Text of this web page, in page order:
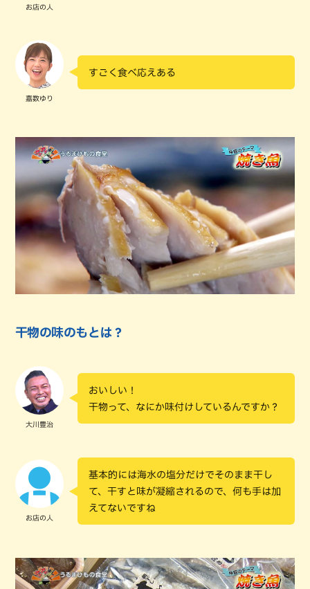
お店の人
嘉数ゆり
すごく食べ応えある
干物の味のもとは？
大川豊治
おいしい！
干物って、なにか味付けしているんですか？
お店の人
基本的には海水の塩分だけでそのまま干し
て、干すと味が凝縮されるので、何も手は加
えてないですね